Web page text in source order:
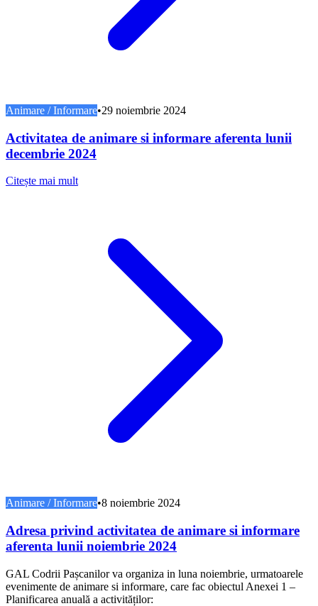
Animare / Informare•29 noiembrie 2024
Activitatea de animare si informare aferenta lunii
decembrie 2024
Citește mai mult
Animare / Informare•8 noiembrie 2024
Adresa privind activitatea de animare si informare
aferenta lunii noiembrie 2024
GAL Codrii Pașcanilor va organiza in luna noiembrie, urmatoarele
evenimente de animare si informare, care fac obiectul Anexei 1 –
Planificarea anuală a activităților: